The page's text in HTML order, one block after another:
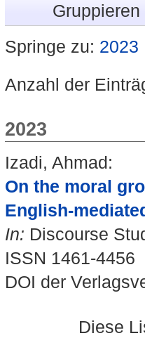
Springe zu: 2023
Anzahl der
2023
Izadi, Ahmad:
On the moral
English-
In: Discourse
ISSN 1461-4456
DOI der
Diese